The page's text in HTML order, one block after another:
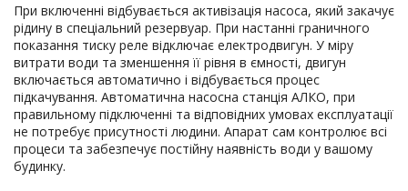
При включенні відбувається активізація насоса, який закачує
рідину в спеціальний резервуар. При настанні граничного
показання тиску реле відключає електродвигун. У міру
витрати води та зменшення її рівня в ємності, двигун
включається автоматично і відбувається процес
підкачування. Автоматична насосна станція АЛКО, при
правильному підключенні та відповідних умовах експлуатації
не потребує присутності людини. Апарат сам контролює всі
процеси та забезпечує постійну наявність води у вашому
будинку.